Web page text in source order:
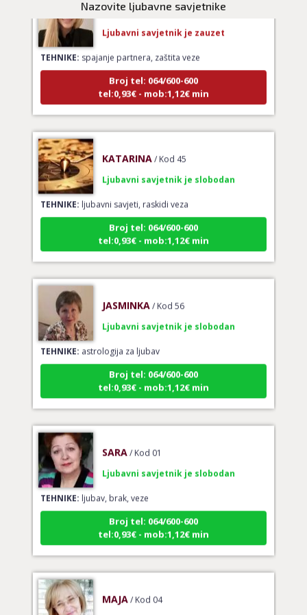
Nazovite ljubavne savjetnike
TEHNIKE:spajanje partnera, zaštita veze
Broj tel: 064/600-600
tel:0,93€ - mob:1,12€ min
TEHNIKE:ljubavni savjeti, raskidi veza
Broj tel: 064/600-600
tel:0,93€ - mob:1,12€ min
TEHNIKE:astrologija za ljubav
Broj tel: 064/600-600
tel:0,93€ - mob:1,12€ min
TEHNIKE:ljubav, brak, veze
Broj tel: 064/600-600
tel:0,93€ - mob:1,12€ min